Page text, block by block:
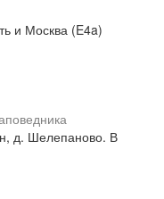
и Москва (E4a)
д. Шелепаново. В